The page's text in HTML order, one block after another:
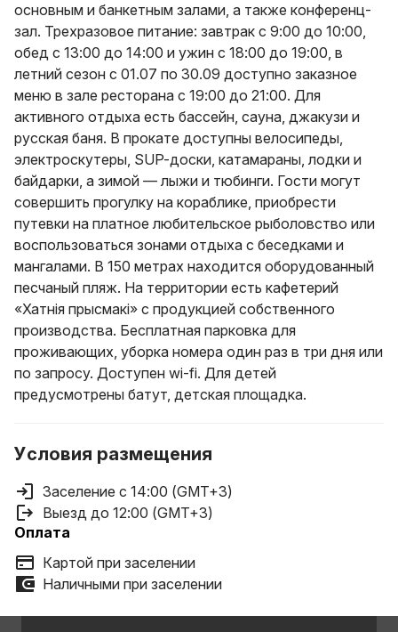
основным и банкетным залами, а также конференц-
зал. Трехразовое питание: завтрак с 9:00 до 10:00,
обед с 13:00 до 14:00 и ужин с 18:00 до 19:00, в
летний сезон с 01.07 по 30.09 доступно заказное
меню в зале ресторана с 19:00 до 21:00. Для
активного отдыха есть бассейн, сауна, джакузи и
русская баня. В прокате доступны велосипеды,
электроскутеры, SUP-доски, катамараны, лодки и
байдарки, а зимой — лыжи и тюбинги. Гости могут
совершить прогулку на кораблике, приобрести
путевки на платное любительское рыболовство или
воспользоваться зонами отдыха с беседками и
мангалами. В 150 метрах находится оборудованный
песчаный пляж. На территории есть кафетерий
«Хатнія прысмакі» с продукцией собственного
производства. Бесплатная парковка для
проживающих, уборка номера один раз в три дня или
по запросу. Доступен wi-fi. Для детей
предусмотрены батут, детская площадка.
Условия размещения
Заселение с 14:00 (GMT+3)
Выезд до 12:00 (GMT+3)
Оплата
Картой при заселении
Наличными при заселении